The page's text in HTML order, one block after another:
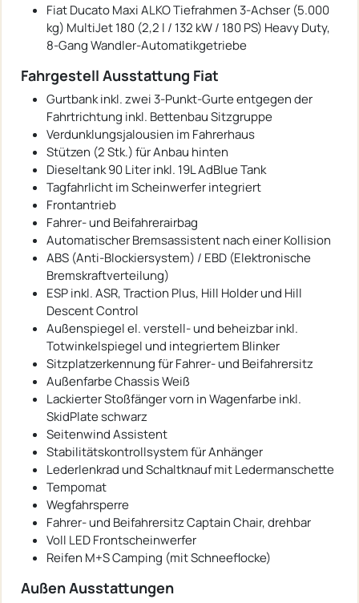
Fiat Ducato Maxi ALKO Tiefrahmen 3-Achser (5.000
kg) MultiJet 180 (2,2 l / 132 kW / 180 PS) Heavy Duty,
8-Gang Wandler-Automatikgetriebe
Fahrgestell Ausstattung Fiat
Gurtbank inkl. zwei 3-Punkt-Gurte entgegen der
Fahrtrichtung inkl. Bettenbau Sitzgruppe
Verdunklungsjalousien im Fahrerhaus
Stützen (2 Stk.) für Anbau hinten
Dieseltank 90 Liter inkl. 19L AdBlue Tank
Tagfahrlicht im Scheinwerfer integriert
Frontantrieb
Fahrer- und Beifahrerairbag
Automatischer Bremsassistent nach einer Kollision
ABS (Anti-Blockiersystem) / EBD (Elektronische
Bremskraftverteilung)
ESP inkl. ASR, Traction Plus, Hill Holder und Hill
Descent Control
Außenspiegel el. verstell- und beheizbar inkl.
Totwinkelspiegel und integriertem Blinker
Sitzplatzerkennung für Fahrer- und Beifahrersitz
Außenfarbe Chassis Weiß
Lackierter Stoßfänger vorn in Wagenfarbe inkl.
SkidPlate schwarz
Seitenwind Assistent
Stabilitätskontrollsystem für Anhänger
Lederlenkrad und Schaltknauf mit Ledermanschette
Tempomat
Wegfahrsperre
Fahrer- und Beifahrersitz Captain Chair, drehbar
Voll LED Frontscheinwerfer
Reifen M+S Camping (mit Schneeflocke)
Außen Ausstattungen